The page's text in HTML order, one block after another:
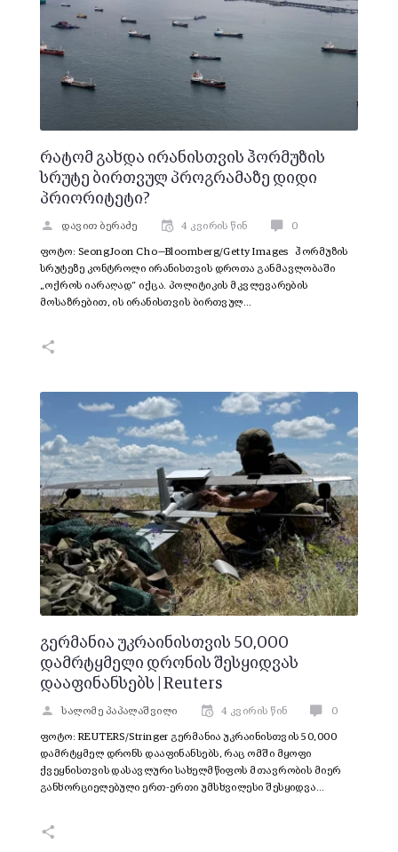
რატომ გახდა ირანისთვის ჰორმუზის
სრუტე ბირთვულ პროგრამაზე დიდი
პრიორიტეტი?
დავით ბერაძე 4 კვირის წინ 0
ფოტო: SeongJoon Cho—Bloomberg/Getty Images ჰორმუზის
სრუტეზე კონტროლი ირანისთვის დროთა განმავლობაში
„ოქროს იარაღად“ იქცა. პოლიტიკის მკვლევარების
მოსაზრებით, ის ირანისთვის ბირთვულ…
გერმანია უკრაინისთვის 50,000
დამრტყმელი დრონის შესყიდვას
დააფინანსებს | Reuters
სალომე პაპალაშვილი 4 კვირის წინ 0
ფოტო: REUTERS/Stringer გერმანია უკრაინისთვის 50,000
დამრტყმელ დრონს დააფინანსებს, რაც ომში მყოფი
ქვეყნისთვის დასავლური სახელმწიფოს მთავრობის მიერ
განხორციელებული ერთ-ერთი უმსხვილესი შესყიდვა…